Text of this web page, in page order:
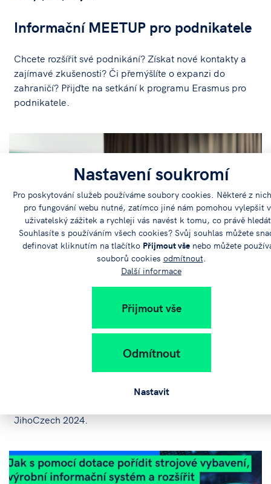
Nastavení soukromí
Pro poskytování služeb používáme soubory cookies. Některé z
pro fungování webu nutné, zatímco jiné nám pomohou vylepšit
uživatelský zážitek a rychleji vás navést k tomu, co právě
Souhlasíte s používáním všech cookies? Svůj souhlas můžete
definovat kliknutím na tlačítko Přijmout všenebo můžete
souborů cookies odmítnout.
Další informace
Přijmout vše
Odmítnout
Nastavit
Informační MEETUP pro podnikatele
Chcete rozšířit své podnikání? Získat nové kontakty a
zajímavé zkušenosti? Či přemýšlíte o expanzi do
zahraničí? Přijďte na setkání k programu Erasmus pro
podnikatele.
Startup Camp 2024
JihoCzech 2024.